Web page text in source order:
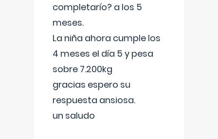
completarío? a los 5
meses.
La niña ahora cumple los
4 meses el día 5 y pesa
sobre 7.200kg
gracias espero su
respuesta ansiosa.
un saludo